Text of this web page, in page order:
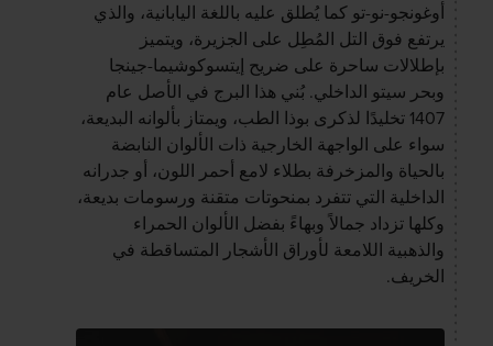
أوغونجو-نو-تو كما يُطلق عليه باللغة اليابانية، والذي
يرتفع فوق التل المُطِل على الجزيرة، ويتميز
بإطلالات ساحرة على ضريح إيتسوكوشيما-جينجا
وبحر سيتو الداخلي. بُني هذا البرج في الأصل عام
1407 تخليدًا لذكرى بوذا الطب، ويمتاز بألوانه البديعة،
سواء على الواجهة الخارجية ذات الألوان النابضة
بالحياة والمزخرفة بطلاء لامع أحمر اللون، أو جدرانه
الداخلية التي تتفرد بمنحوتات متقنة ورسومات بديعة،
وكلها تزداد جمالاً وبهاءً بفضل الألوان الحمراء
والذهبية اللامعة لأوراق الأشجار المتساقطة في
الخريف.